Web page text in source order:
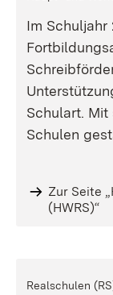
Im Schuljahr
Schulart.
Schulen
Zur Seite
(HWRS)“
Realschulen